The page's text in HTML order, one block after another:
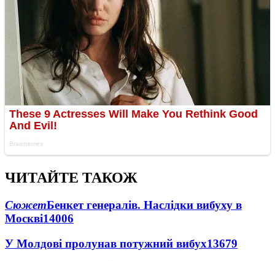
ЧИТАЙТЕ ТАКОЖ
СюжетБенкет генералів. Наслідки вибуху в
Москві14006
У Молдові пролунав потужний вибух13679